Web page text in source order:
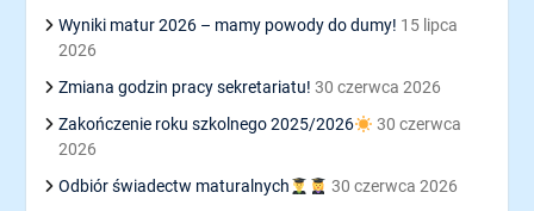
Wyniki matur 2026 – mamy powody do dumy! 15 lipca
2026
Zmiana godzin pracy sekretariatu! 30 czerwca 2026
Zakończenie roku szkolnego 2025/2026
30 czerwca
2026
Odbiór świadectw maturalnych
30 czerwca 2026